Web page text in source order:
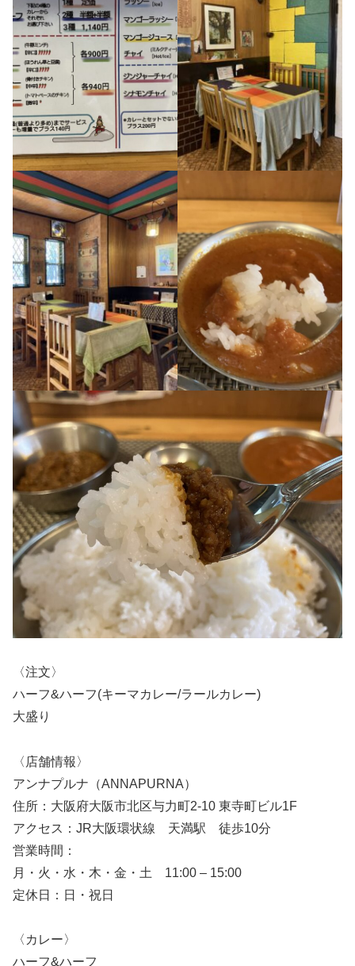
〈注文〉
ハーフ&ハーフ(キーマカレー/ラールカレー)
大盛り
〈店舗情報〉
アンナプルナ（ANNAPURNA）
住所：大阪府大阪市北区与力町2-10 東寺町ビル1F
アクセス：JR大阪環状線 天満駅 徒歩10分
営業時間：
月・火・水・木・金・土 11:00 – 15:00
定休日：日・祝日
〈カレー〉
ハーフ&ハーフ